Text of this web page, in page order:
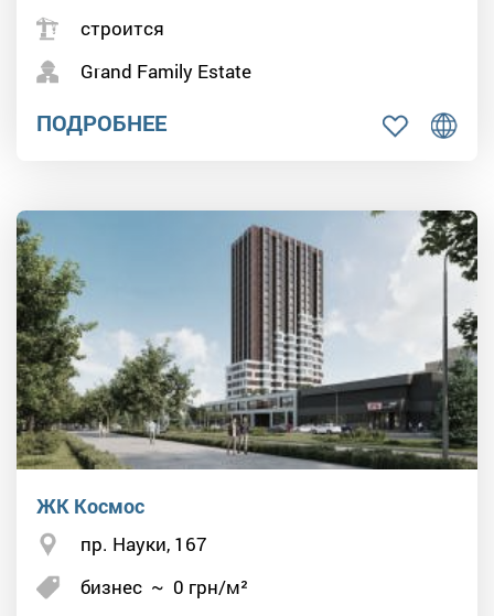
строится
Grand Family Estate
ПОДРОБНЕЕ
ЖК Космос
пр. Науки, 167
бизнес ~ 0 грн/м²